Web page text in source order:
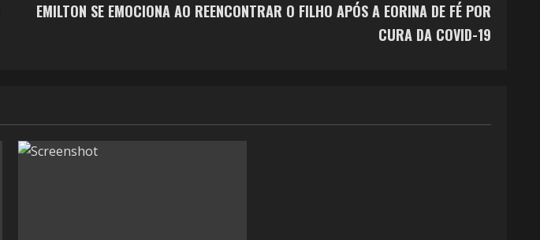
EMILTON SE EMOCIONA AO REENCONTRAR O FILHO APÓS A EORINA DE FÉ POR
CURA DA COVID-19